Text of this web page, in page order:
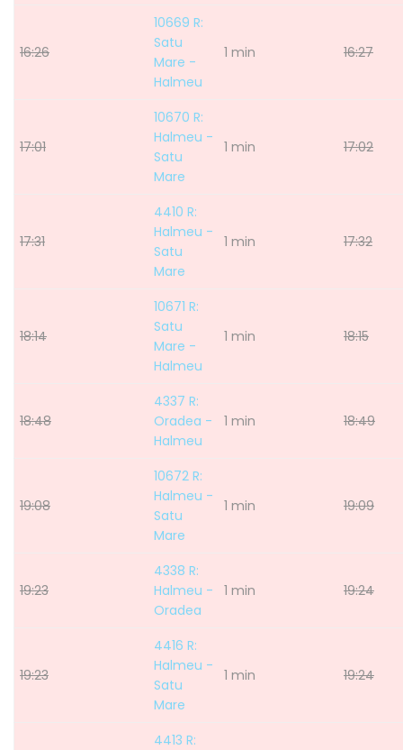
16:26
10669 R:
Satu
Mare -
Halmeu
1 min 16:27
17:01
10670 R:
Halmeu -
Satu
Mare
1 min 17:02
17:31
4410 R:
Halmeu -
Satu
Mare
1 min 17:32
18:14
10671 R:
Satu
Mare -
Halmeu
1 min 18:15
18:48
4337 R:
Oradea -
Halmeu
1 min 18:49
19:08
10672 R:
Halmeu -
Satu
Mare
1 min 19:09
19:23
4338 R:
Halmeu -
Oradea
1 min 19:24
19:23
4416 R:
Halmeu -
Satu
Mare
1 min 19:24
4413 R: